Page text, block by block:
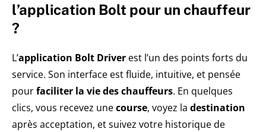
l’application Bolt pour un chauffeur
?
L’application Bolt Driver est l’un des points forts du
service. Son interface est fluide, intuitive, et pensée
pourfaciliter la vie des chauffeurs. En quelques
clics, vous recevez unecourse, voyez la destination
après acceptation, et suivez votre historique de